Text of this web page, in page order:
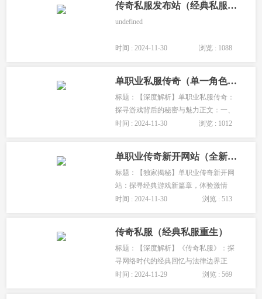
传奇私服发布站（经典私服平台发布站）
undefined
时间 : 2024-11-30 浏览 : 1088
单职业私服传奇（单一角色私服经典传奇）
标题：【深度解析】单职业私服传奇：
探寻游戏背后的秘密与魅力正文：一、
引言在众多游戏类型中，单职业私服传
时间 : 2024-11-30 浏览 : 1012
单职业传奇新开网站（全新开启单职业传奇平台）
标题：【独家揭秘】单职业传奇新开网
站：探寻经典游戏新篇章，体验激情
nostalgia 之旅！正文：在如今这个游戏
时间 : 2024-11-30 浏览 : 513
传奇私服（经典私服重生）
标题：【深度解析】《传奇私服》：探
寻网络时代的经典回忆与法律边界正
文：在互联网的浩瀚星海中，有一款游
时间 : 2024-11-29 浏览 : 569